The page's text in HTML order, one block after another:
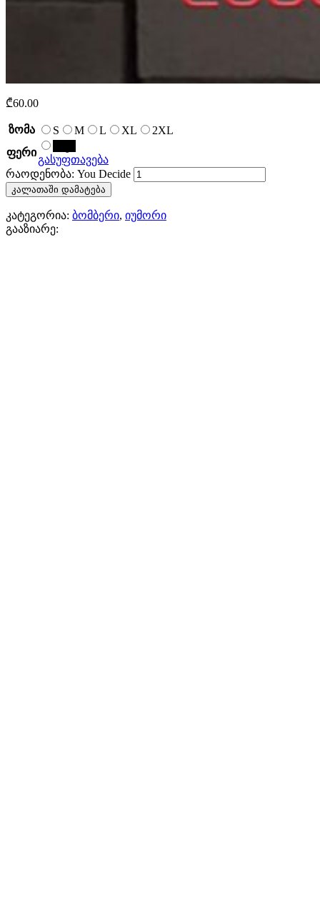
₾60.00
ზომა S M L XL
2XL
ფერი
გასუფთავება
რაოდენობა: You Decide
კალათაში დამატება
კატეგორია: ბომბერი, იუმორი
გააზიარე: